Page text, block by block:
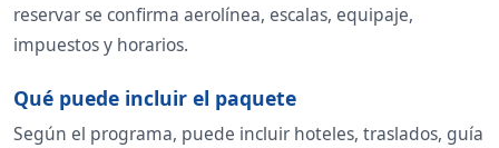
reservar se confirma aerolínea, escalas, equipaje,
impuestos y horarios.
Qué puede incluir el paquete
Según el programa, puede incluir hoteles, traslados, guía